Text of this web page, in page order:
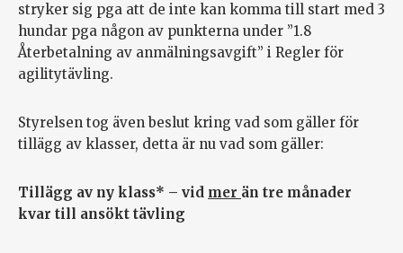
stryker sig pga att de inte kan komma till start med 3
hundar pga någon av punkterna under ”1.8
Återbetalning av anmälningsavgift” i Regler för
agilitytävling.
Styrelsen tog även beslut kring vad som gäller för
tillägg av klasser, detta är nu vad som gäller:
Tillägg av ny klass* – vid mer än tre månader
kvar till ansökt tävling